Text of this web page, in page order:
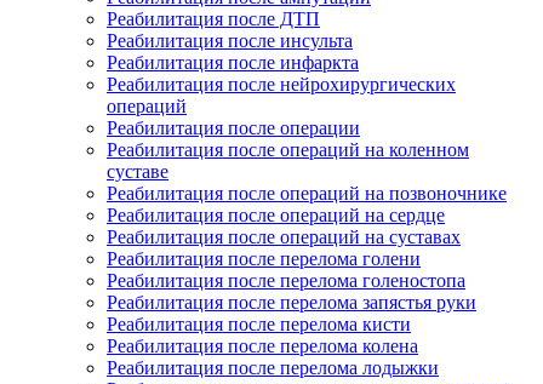
Реабилитация после ДТП
Реабилитация после инсульта
Реабилитация после инфаркта
Реабилитация после нейрохирургических
операций
Реабилитация после операции
Реабилитация после операций на коленном
суставе
Реабилитация после операций на позвоночнике
Реабилитация после операций на сердце
Реабилитация после операций на суставах
Реабилитация после перелома голени
Реабилитация после перелома голеностопа
Реабилитация после перелома запястья руки
Реабилитация после перелома кисти
Реабилитация после перелома колена
Реабилитация после перелома лодыжки